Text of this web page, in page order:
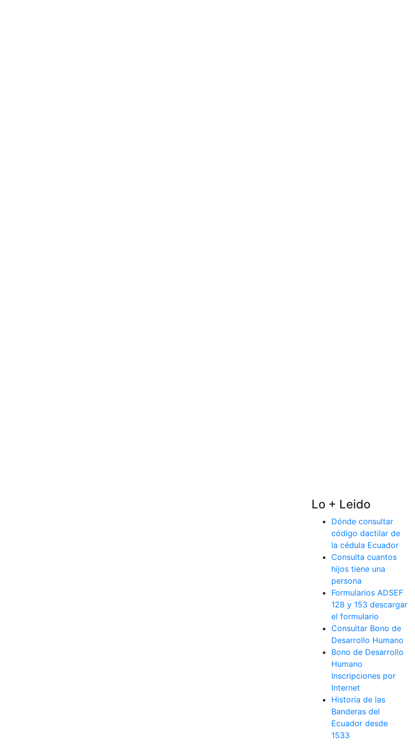
Lo + Leido
Dónde consultar
código dactilar de
la cédula Ecuador
Consulta cuantos
hijos tiene una
persona
Formularios ADSEF
128 y 153 descargar
el formulario
Consultar Bono de
Desarrollo Humano
Bono de Desarrollo
Humano
Inscripciones por
Internet
Historia de las
Banderas del
Ecuador desde
1533